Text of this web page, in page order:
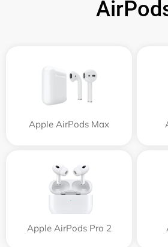
Apple AirPods Max
Apple AirPods Pro 2